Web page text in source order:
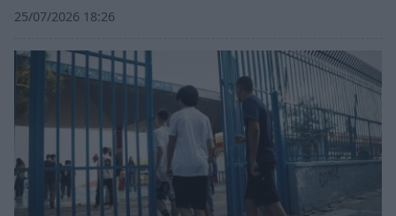
25/07/2026 18:26